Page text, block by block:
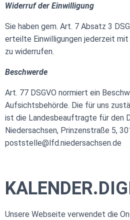
Widerruf der Einwilligung
Sie haben gem. Art. 7 Absatz 3
erteilte Einwilligungen jederzeit
zu widerrufen.
Beschwerde
Art. 77 DSGVO normiert ein
Aufsichtsbehörde. Die für uns
ist die Landesbeauftragte für den
Niedersachsen, Prinzenstraße 5,
poststelle@lfd.niedersachsen.de
Unsere Webseite verwendet die